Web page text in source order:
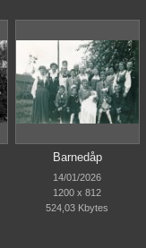
Barnedåp
14/01/2026
1200 x 812
524,03 Kbytes